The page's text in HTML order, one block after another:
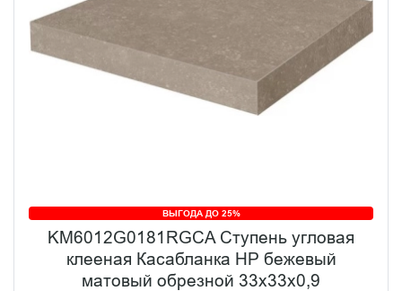
ВЫГОДА ДО 25%
KM6012G0181RGCA Ступень угловая
клееная Касабланка HP бежевый
матовый обрезной 33x33x0,9